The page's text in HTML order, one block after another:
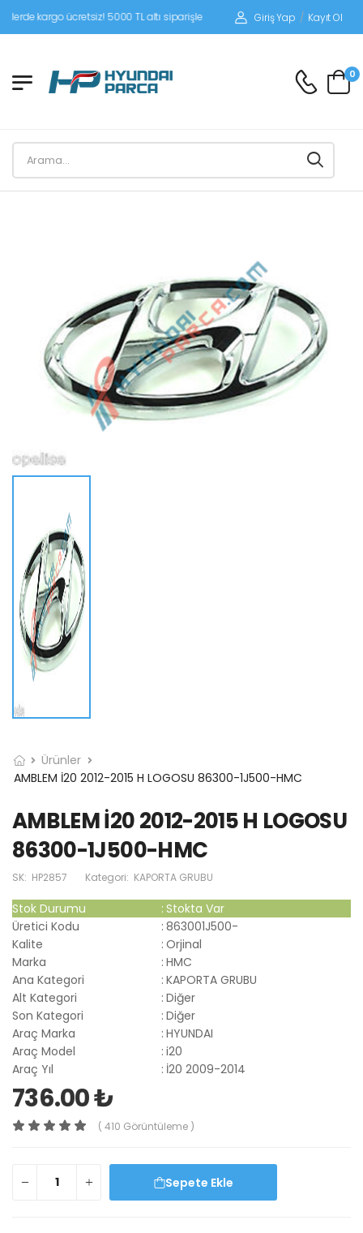
kargo ücretsiz! 5000 TL altı siparişlerinizde siparişleriniz alıcı ödemeli
Giriş Yap / Kayıt Ol
0
Ürünler
AMBLEM İ20 2012-2015 H LOGOSU 86300-1J500-HMC
AMBLEM İ20 2012-2015 H LOGOSU
86300-1J500-HMC
SK: HP2857 Kategori: KAPORTA GRUBU
Stok Durumu : Stokta Var
Üretici Kodu
: 863001J500-
Kalite
: Orjinal
Marka
: HMC
Ana Kategori
: KAPORTA GRUBU
Alt Kategori
: Diğer
Son Kategori
: Diğer
Araç Marka
: HYUNDAI
Araç Model
: i20
Araç Yıl
: İ20 2009-2014
736.00 ₺
( 410 Görüntüleme )
Sepete Ekle